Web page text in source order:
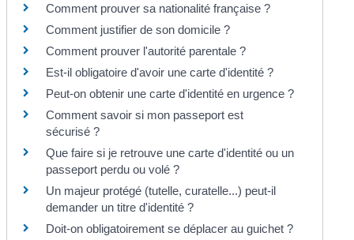
Comment prouver sa nationalité française ?
Comment justifier de son domicile ?
Comment prouver l'autorité parentale ?
Est-il obligatoire d'avoir une carte d'identité ?
Peut-on obtenir une carte d'identité en urgence ?
Comment savoir si mon passeport est
sécurisé ?
Que faire si je retrouve une carte d'identité ou un
passeport perdu ou volé ?
Un majeur protégé (tutelle, curatelle...) peut-il
demander un titre d'identité ?
Doit-on obligatoirement se déplacer au guichet ?